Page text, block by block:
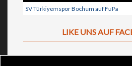
SV Türkiyemspor Bochum auf FuPa
LIKE UNS AUF